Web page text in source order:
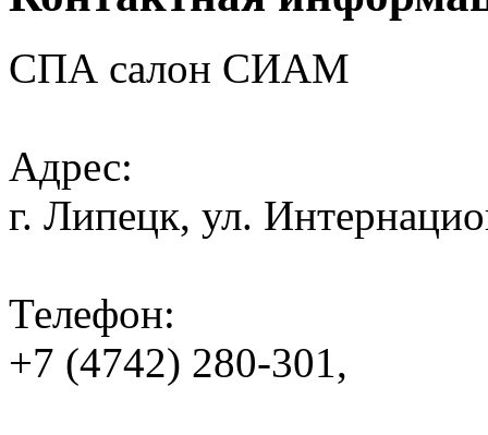
СПА салон СИАМ
Адрес:
г. Липецк, ул.
Телефон:
+7 (4742) 280-